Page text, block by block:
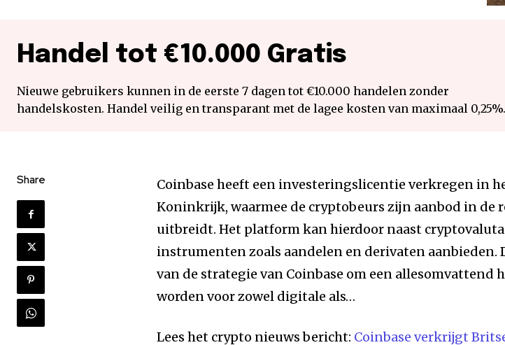
Handel tot €10.000 Gratis
Nieuwe gebruikers kunnen in de eerste 7 dagen tot €10.000 handelen zonder
handelskosten. Handel veilig en transparant met de lagee kosten van maximaal 0,25%.
Share
Coinbase heeft een investeringslicentie verkregen in
Koninkrijk, waarmee de cryptobeurs zijn aanbod in de
uitbreidt. Het platform kan hierdoor naast
instrumenten zoals aandelen en derivaten aanbieden.
van de strategie van Coinbase om een allesomvattend
worden voor zowel digitale als…
Lees het crypto nieuws bericht: Coinbase verkrijgt